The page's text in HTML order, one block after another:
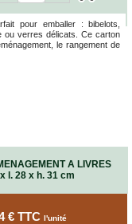
pour emballer : bibelots,
ou verres délicats. Ce carton
le rangement de
A LIVRES
l. 28 x h. 31 cm
€ TTC l'unité